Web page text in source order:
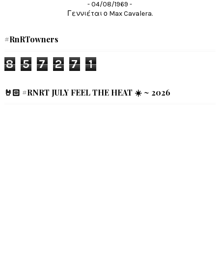
- 04/08/1969 -
Γεννιέται ο Max Cavalera.
#RnRTowners
8 5 7 2 7 1
🤘🏻 #RNRT JULY FEEL THE HEAT ☀️ ~ 2026